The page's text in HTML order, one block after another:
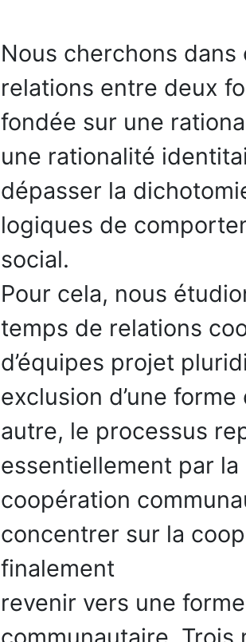
Nous cherchons
relations entre deux
fondée sur une
une rationalité
dépasser la
logiques de
social.
Pour cela, nous
temps de relations
d’équipes projet
exclusion d’une
autre, le processus
essentiellement par
coopération
concentrer sur la
finalement
revenir vers une